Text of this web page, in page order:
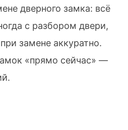
дверного замка: всё
с разбором двери,
замене аккуратно.
«прямо сейчас» —